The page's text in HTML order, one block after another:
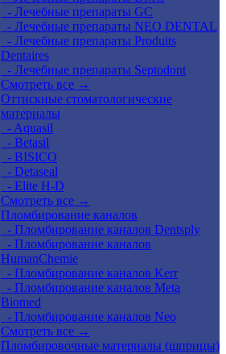
- Лечебные препараты GC
- Лечебные препараты NEO DENTAL
- Лечебные препараты Produits
Dentaires
- Лечебные препараты Septodont
Смотреть все →
Оттискные стоматологические
материалы
- Aquasil
- Betasil
- BISICO
- Detaseal
- Elite H-D
Смотреть все →
Пломбирование каналов
- Пломбирование каналов Dentsply
- Пломбирование каналов
HumanChemie
- Пломбирование каналов Kerr
- Пломбирование каналов Meta
Biomed
- Пломбирование каналов Neo
Смотреть все →
Пломбировочные материалы (шприцы)